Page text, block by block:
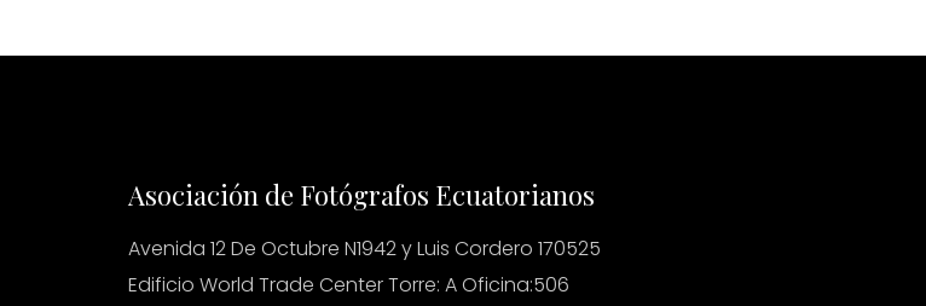
Asociación de Fotógrafos Ecuatorianos
Avenida 12 De Octubre N1942 y Luis Cordero 170525
Edificio World Trade Center Torre: A Oficina:506